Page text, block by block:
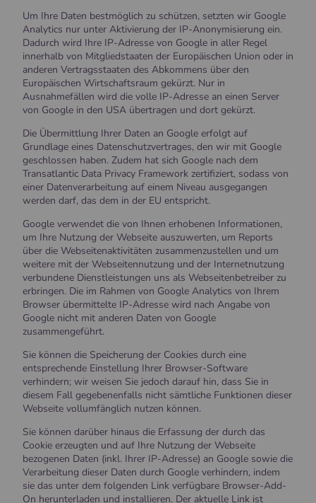
Um Ihre Daten bestmöglich zu schützen, setzten wir Google
Analytics nur unter Aktivierung der IP-Anonymisierung ein.
Dadurch wird Ihre IP-Adresse von Google in aller Regel
innerhalb von Mitgliedstaaten der Europäischen Union oder in
anderen Vertragsstaaten des Abkommens über den
Europäischen Wirtschaftsraum gekürzt. Nur in
Ausnahmefällen wird die volle IP-Adresse an einen Server
von Google in den USA übertragen und dort gekürzt.
Die Übermittlung Ihrer Daten an Google erfolgt auf
Grundlage eines Datenschutzvertrages, den wir mit Google
geschlossen haben. Zudem hat sich Google nach dem
Transatlantic Data Privacy Framework zertifiziert, sodass von
einer Datenverarbeitung auf einem Niveau ausgegangen
werden darf, das dem in der EU entspricht.
Google verwendet die von Ihnen erhobenen Informationen,
um Ihre Nutzung der Webseite auszuwerten, um Reports
über die Webseitenaktivitäten zusammenzustellen und um
weitere mit der Webseitennutzung und der Internetnutzung
verbundene Dienstleistungen uns als Webseitenbetreiber zu
erbringen. Die im Rahmen von Google Analytics von Ihrem
Browser übermittelte IP-Adresse wird nach Angabe von
Google nicht mit anderen Daten von Google
zusammengeführt.
Sie können die Speicherung der Cookies durch eine
entsprechende Einstellung Ihrer Browser-Software
verhindern; wir weisen Sie jedoch darauf hin, dass Sie in
diesem Fall gegebenenfalls nicht sämtliche Funktionen dieser
Webseite vollumfänglich nutzen können.
Sie können darüber hinaus die Erfassung der durch das
Cookie erzeugten und auf Ihre Nutzung der Webseite
bezogenen Daten (inkl. Ihrer IP-Adresse) an Google sowie die
Verarbeitung dieser Daten durch Google verhindern, indem
sie das unter dem folgenden Link verfügbare Browser-Add-
On herunterladen und installieren. Der aktuelle Link ist